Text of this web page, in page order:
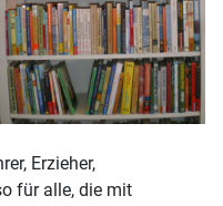
Erzieher,
für alle, die mit